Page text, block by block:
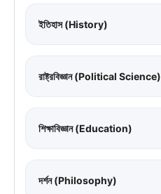
ইতিহাস (History)
রাষ্ট্রবিজ্ঞান (Political Science)
শিক্ষাবিজ্ঞান (Education)
দর্শন (Philosophy)